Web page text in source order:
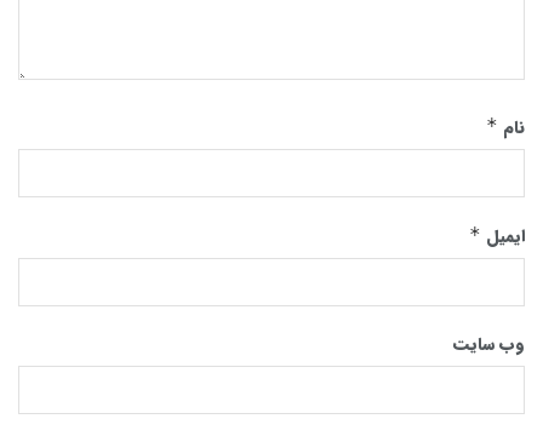
نام *
ایمیل *
وب‌ سایت